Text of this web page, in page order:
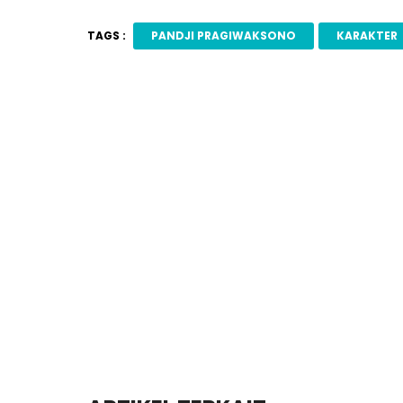
TAGS : PANDJI PRAGIWAKSONO KARAKTER